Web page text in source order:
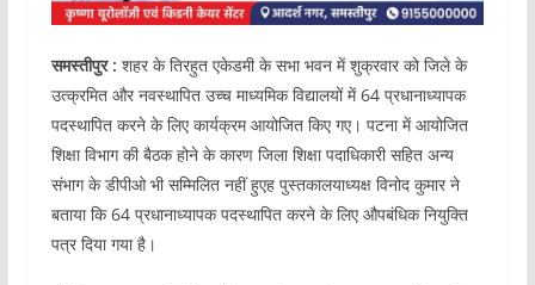
समस्तीपुर : शहर के तिरहुत एकेडमी के सभा भवन में शुक्रवार को जिले के
उत्क्रमित और नवस्थापित उच्च माध्यमिक विद्यालयों में 64 प्रधानाध्यापक
पदस्थापित करने के लिए कार्यक्रम आयोजित किए गए। पटना में आयोजित
शिक्षा विभाग की बैठक होने के कारण जिला शिक्षा पदाधिकारी सहित अन्य
संभाग के डीपीओ भी सम्मिलित नहीं हुएह पुस्तकालयाध्यक्ष विनोद कुमार ने
बताया कि 64 प्रधानाध्यापक पदस्थापित करने के लिए औपबंधिक नियुक्ति
पत्र दिया गया है।